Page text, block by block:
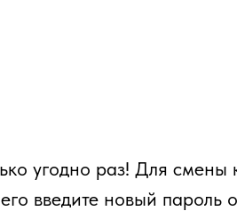
угодно раз! Для смены
введите новый пароль